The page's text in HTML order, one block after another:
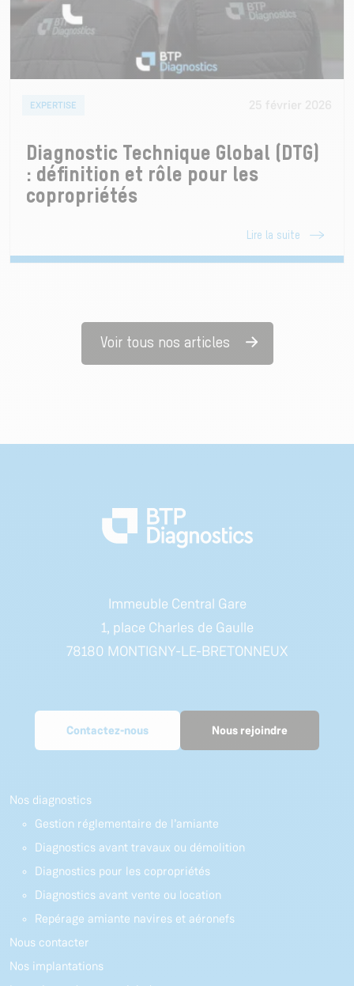
EXPERTISE
Diagnostic Technique Global (DTG)
: définition et rôle pour les
copropriétés
Lire la suite
Voir tous nos articles
Immeuble Central Gare
1, place Charles de Gaulle
78180 MONTIGNY-LE-BRETONNEUX
Contactez-nous Nous rejoindre
Nos diagnostics
Gestion réglementaire de l’amiante
Diagnostics avant travaux ou démolition
Diagnostics pour les copropriétés
Diagnostics avant vente ou location
Repérage amiante navires et aéronefs
Nous contacter
Nos implantations